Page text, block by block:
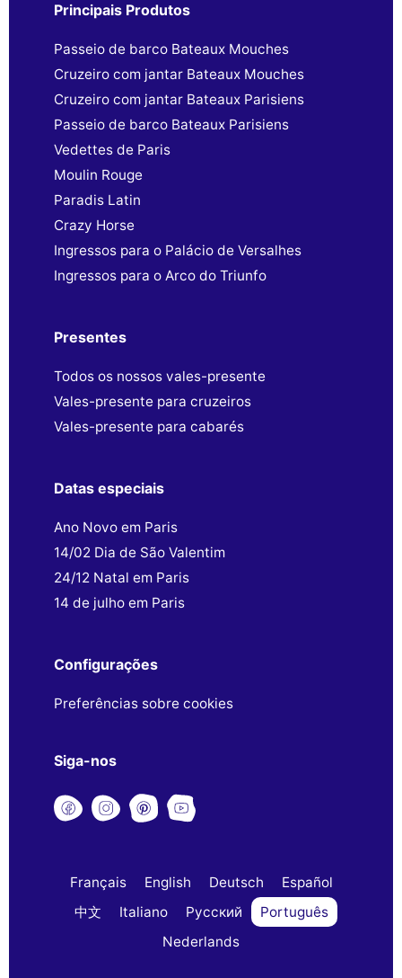
Principais Produtos
Passeio de barco Bateaux Mouches
Cruzeiro com jantar Bateaux Mouches
Cruzeiro com jantar Bateaux Parisiens
Passeio de barco Bateaux Parisiens
Vedettes de Paris
Moulin Rouge
Paradis Latin
Crazy Horse
Ingressos para o Palácio de Versalhes
Ingressos para o Arco do Triunfo
Presentes
Todos os nossos vales-presente
Vales-presente para cruzeiros
Vales-presente para cabarés
Datas especiais
Ano Novo em Paris
14/02 Dia de São Valentim
24/12 Natal em Paris
14 de julho em Paris
Configurações
Preferências sobre cookies
Siga-nos
Français English Deutsch
Español
中文
Italiano Русский
Português
Nederlands